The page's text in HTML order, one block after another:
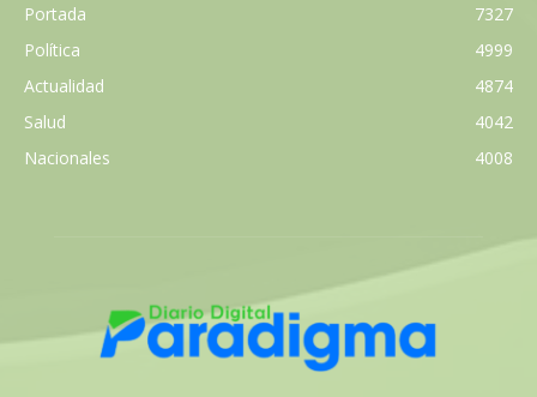
Portada
7327
Política
4999
Actualidad
4874
Salud
4042
Nacionales
4008